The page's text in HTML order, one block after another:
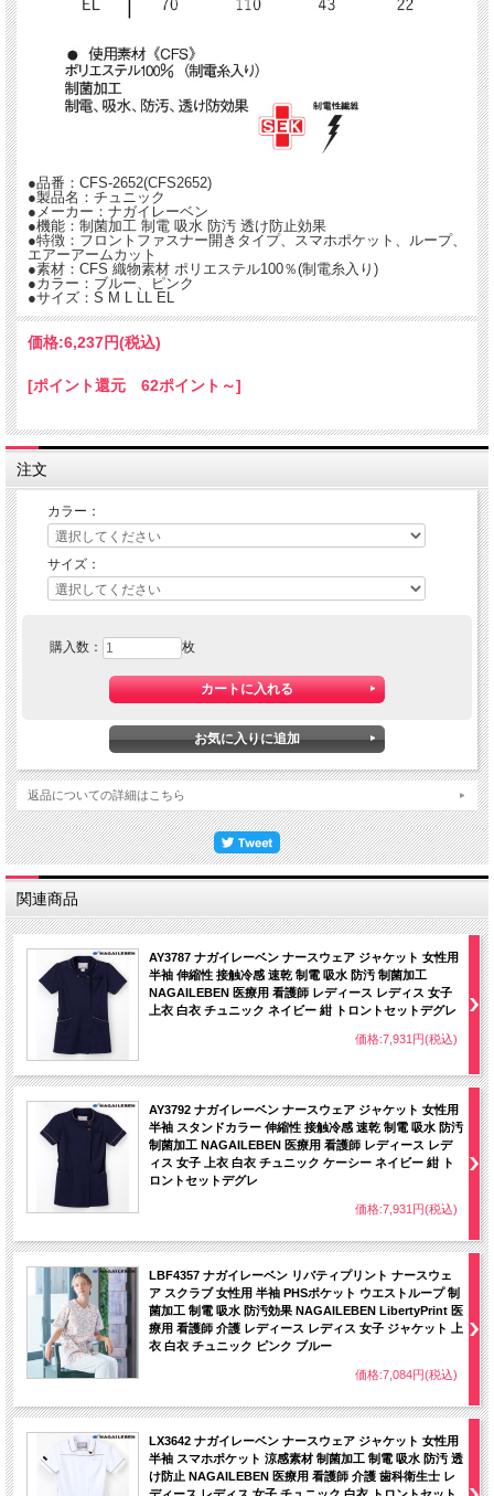
Vネックに襟付きのタイプでキチンとした雰囲気でありながらすっきり涼しいデザ
インです。
エアーアームカットを搭載し、肩周りの動作性が向上しています。
【エアーアームカットとは】
「エアーアームカットＲ」は身頃と袖が袖下で一体化しており、袖下にゆとりがあ
腕 を上げると自然に脇の下が伸びて、肩のつっぱりがありません。腕は上げやす
く、裾はめくれ上がりにくくなっています。
●品番：CFS-2652(CFS2652)
●製品名：チュニック
●メーカー：ナガイレーベン
●機能：制菌加工 制電 吸水 防汚 透け防止効果
●特徴：フロントファスナー開きタイプ、スマホポケット、ループ、
エアーアームカット
●素材：CFS 織物素材 ポリエステル100％(制電糸入り)
●カラー：ブルー、ピンク
●サイズ：S M L LL EL
価格:6,237円(税込)
[ポイント還元 62ポイント～]
注文
カラー：
サイズ：
購入数： 枚
返品についての詳細はこちら
関連商品
AY3787 ナガイレーベン ナースウェア ジャケット 女性用
半袖 伸縮性 接触冷感 速乾 制電 吸水 防汚 制菌加工
NAGAILEBEN 医療用 看護師 レディース レディス 女子
上衣 白衣 チュニック ネイビー 紺 トロントセットデグレ
価格:7,931円(税込)
AY3792 ナガイレーベン ナースウェア ジャケット 女性用
半袖 スタンドカラー 伸縮性 接触冷感 速乾 制電 吸水 防汚
制菌加工 NAGAILEBEN 医療用 看護師 レディース レデ
ィス 女子 上衣 白衣 チュニック ケーシー ネイビー 紺 ト
ロントセットデグレ
価格:7,931円(税込)
LBF4357 ナガイレーベン リバティプリント ナースウェ
ア スクラブ 女性用 半袖 PHSポケット ウエストループ 制
菌加工 制電 吸水 防汚効果 NAGAILEBEN LibertyPrint 医
療用 看護師 介護 レディース レディス 女子 ジャケット 上
衣 白衣 チュニック ピンク ブルー
価格:7,084円(税込)
LX3642 ナガイレーベン ナースウェア ジャケット 女性用
半袖 スマホポケット 涼感素材 制菌加工 制電 吸水 防汚 透
け防止 NAGAILEBEN 医療用 看護師 介護 歯科衛生士 レ